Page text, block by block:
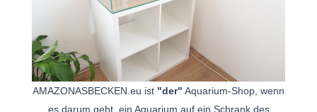
AMAZONASBECKEN.eu ist "der" Aquarium-Shop, wenn
es darum geht, ein Aquarium auf ein Schrank des